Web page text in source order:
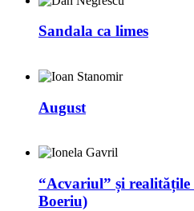
Sandala ca limes
August
“Acvariul” și
Boeriu)